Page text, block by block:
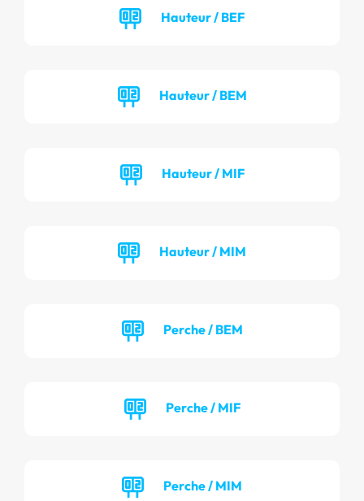
Hauteur / BEF
Hauteur / BEM
Hauteur / MIF
Hauteur / MIM
Perche / BEM
Perche / MIF
Perche / MIM